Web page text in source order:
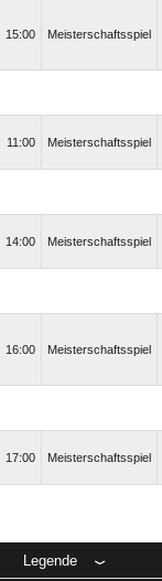
15:00 Meisterschaftsspiel
11:00 Meisterschaftsspiel
14:00 Meisterschaftsspiel
16:00 Meisterschaftsspiel
17:00 Meisterschaftsspiel
Legende